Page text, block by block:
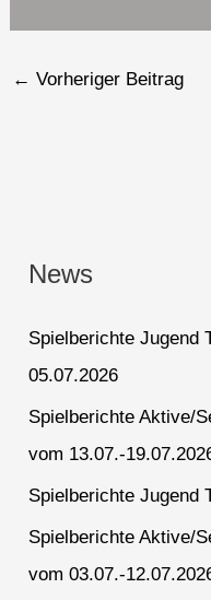
← Vorheriger Beitrag
News
Spielberichte Jugend
05.07.2026
Spielberichte Aktive/
vom 13.07.-
Spielberichte Jugend
Spielberichte Aktive/
vom 03.07.-